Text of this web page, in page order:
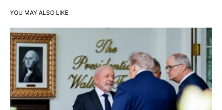
YOU MAY ALSO LIKE